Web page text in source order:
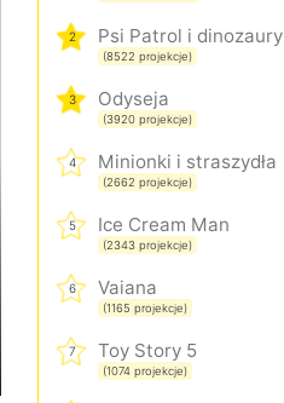
2 Psi Patrol i dinozaury
(8522 projekcje)
3 Odyseja
(3920 projekcje)
4 Minionki i straszydła
(2662 projekcje)
5 Ice Cream Man
(2343 projekcje)
6 Vaiana
(1165 projekcje)
7 Toy Story 5
(1074 projekcje)